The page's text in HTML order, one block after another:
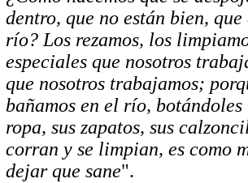
dentro, que no están bien,
río? Los rezamos, los
especiales que nosotros
que nosotros trabajamos;
bañamos en el río,
ropa, sus zapatos, sus
corran y se limpian, es como
dejar que sane".